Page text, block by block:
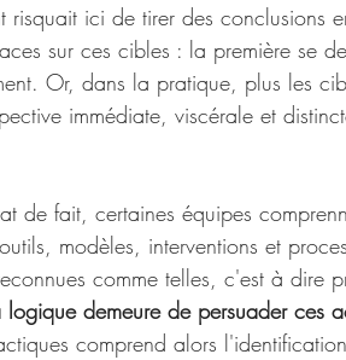
ici de tirer des conclusions
sur ces cibles : la première se
Or, dans la pratique, plus les
immédiate, viscérale et
de fait, certaines équipes
modèles, interventions et
comme telles, c'est à dire
demeure de persuader ces
comprend alors